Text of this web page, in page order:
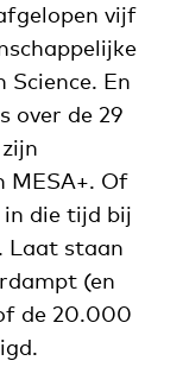
vijf
En
over de 29
MESA+. Of
in die tijd bij
Laat staan
(en
de 20.000